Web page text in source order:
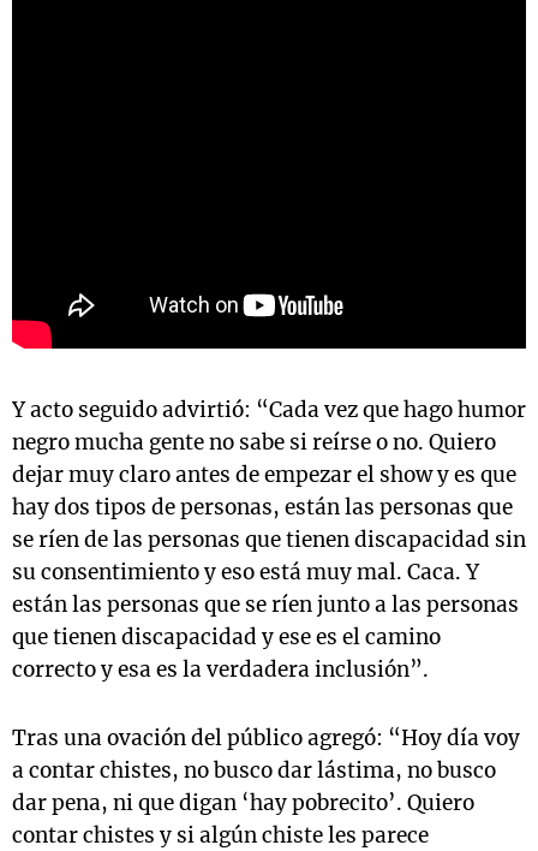
Y acto seguido advirtió: “Cada vez que hago humor
negro mucha gente no sabe si reírse o no. Quiero
dejar muy claro antes de empezar el show y es que
hay dos tipos de personas, están las personas que
se ríen de las personas que tienen discapacidad sin
su consentimiento y eso está muy mal. Caca. Y
están las personas que se ríen junto a las personas
que tienen discapacidad y ese es el camino
correcto y esa es la verdadera inclusión”.
Tras una ovación del público agregó: “Hoy día voy
a contar chistes, no busco dar lástima, no busco
dar pena, ni que digan ‘hay pobrecito’. Quiero
contar chistes y si algún chiste les parece